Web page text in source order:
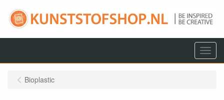
Menu
Bioplastic